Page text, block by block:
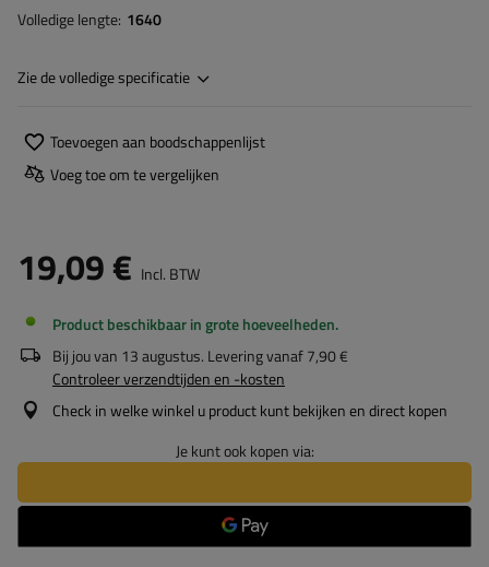
Volledige lengte 1640
Zie de volledige specificatie
Toevoegen aan boodschappenlijst
Voeg toe om te vergelijken
19,09 € Incl. BTW
Product beschikbaar in grote hoeveelheden
Bij jou van 13 augustus. Levering vanaf7,90 €
Controleer verzendtijden en -kosten
Check in welke winkel u product kunt bekijken en direct kopen
Je kunt ook kopen via: